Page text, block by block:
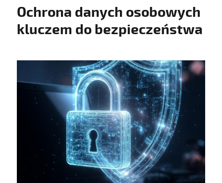
Ochrona danych osobowych
kluczem do bezpieczeństwa